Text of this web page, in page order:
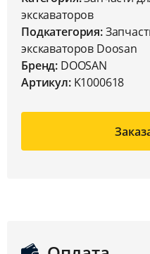
экскаваторов
Подкатегория:
экскаваторов Doosan
Бренд: DOOSAN
Артикул:K1000618